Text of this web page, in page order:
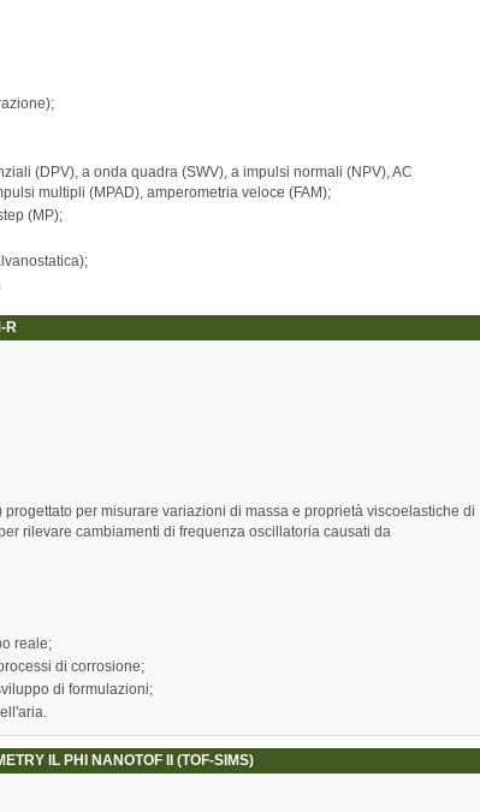
(DPV), a onda quadra (SWV), a impulsi normali (NPV), AC
multipli (MPAD), amperometria veloce (FAM);
(MP);
R
per misurare variazioni di massa e proprietà viscoelastiche di
rilevare cambiamenti di frequenza oscillatoria causati da
reale;
di corrosione;
di formulazioni;
IL PHI NANOTOF II (TOF-SIMS)